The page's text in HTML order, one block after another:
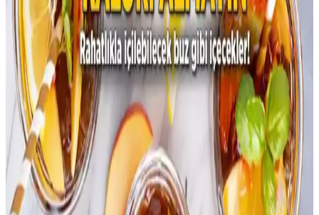
Pre-Teen Çocuklarda Sağlıklı Kalori Artırma
Yöntemleri ve Beslenme Stratejileri
Pre-teen çocukların büyüme döneminde sağlıklı kalori alımını
artırmak için protein, sağlıklı yağlar ve lif açısından zengin
besinlerin dengeli tüketimi önemlidir. Porsiyon artırımı ve kalori
yoğun gıdalar önerilir.
Aileler İçin Market Harcamalarını Azaltmanın Etkili
Yöntemleri ve Stratejileri
Kalabalık ailelerde gıda harcamalarını azaltmak için market seçimi,
indirim takibi, toplu yemek pişirme, ev yapımı alternatifler ve
planlama gibi stratejiler maliyetleri düşürür ve sağlıklı beslenmeyi
destekler.